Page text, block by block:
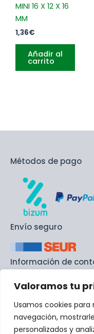
Valoramos tu
Usamos cookies
navegación,
personalizados y
MINI 16 X 12 X 16
MM
1,36€
Añadir al
carrito
Métodos de pago
Envío seguro
Información de
+ 34 692 45 87 35